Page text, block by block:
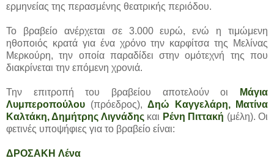
ερμηνείας της περασμένης θεατρικής περιόδου.
Το βραβείο ανέρχεται σε 3.000 ευρώ, ενώ η τιμώμενη
ηθοποιός κρατά για ένα χρόνο την καρφίτσα της Μελίνας
Μερκούρη, την οποία παραδίδει στην ομότεχνή της που
διακρίνεται την επόμενη χρονιά.
Την επιτροπή του βραβείου αποτελούν οι
Μάγια
Λυμπεροπούλου (πρόεδρος), Δηώ Καγγελάρη, Ματίνα
Καλτάκη, Δημήτρης Λιγνάδηςκαι Ρένη Πιττακή (μέλη). Οι
φετινές υποψήφιες για το βραβείο είναι:
ΔΡΟΣΑΚΗ Λένα